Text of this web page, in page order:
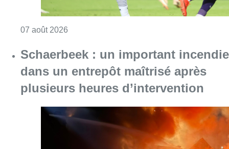
07 août 2026
Schaerbeek : un important incendie
dans un entrepôt maîtrisé après
plusieurs heures d’intervention